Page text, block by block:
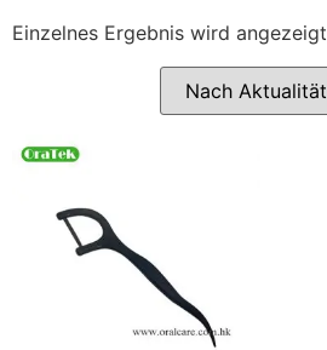
Einzelnes Ergebnis wird angezeigt